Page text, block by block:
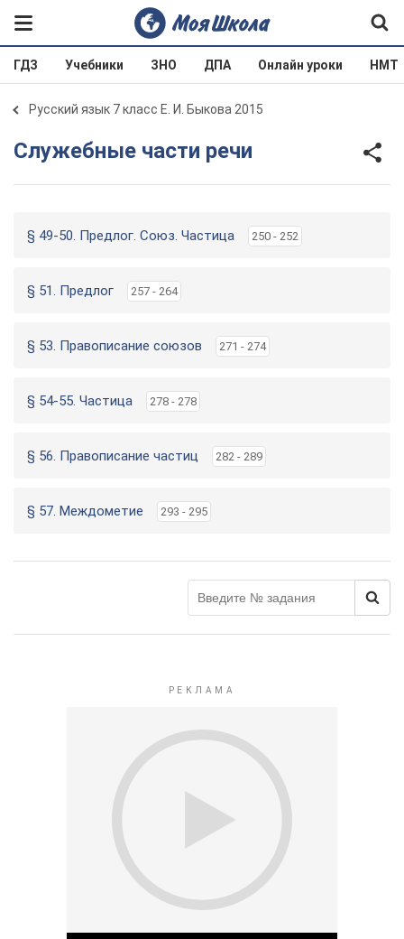
ГДЗ Учебники ЗНО ДПА Онлайн уроки НМТ
Русский язык 7 класс Е. И. Быкова 2015
Служебные части речи
§ 49-50. Предлог. Союз. Частица 250 - 252
§ 51. Предлог 257 - 264
§ 53. Правописание союзов 271 - 274
§ 54-55. Частица 278 - 278
§ 56. Правописание частиц 282 - 289
§ 57. Междометие 293 - 295